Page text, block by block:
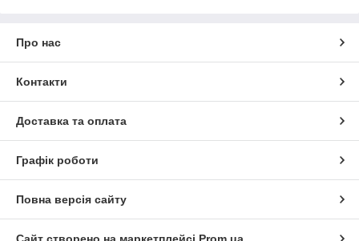
Про нас
Контакти
Доставка та оплата
Графік роботи
Повна версія сайту
Сайт створено на маркетплейсі Prom.ua